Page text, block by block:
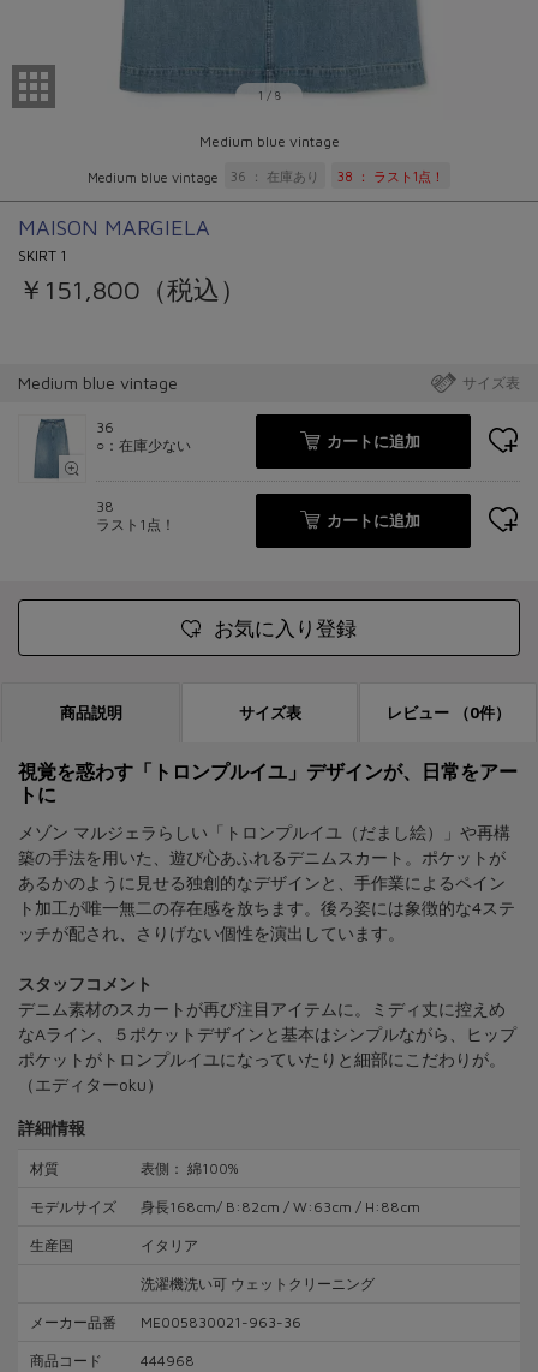
1 / 8
Medium blue vintage
Medium blue vintage 36 在庫あり 38 ラスト1点！
MAISON MARGIELA
SKIRT 1
￥151,800（税込）
サイズ表
Medium blue vintage
36
○：在庫少ない
カートに追加
38
ラスト1点！
カートに追加
お気に入り登録
商品説明 サイズ表 レビュー （0件）
視覚を惑わす「トロンプルイユ」デザインが、日常をアー
トに
メゾン マルジェラらしい「トロンプルイユ（だまし絵）」や再構
築の手法を用いた、遊び心あふれるデニムスカート。ポケットが
あるかのように見せる独創的なデザインと、手作業によるペイン
ト加工が唯一無二の存在感を放ちます。後ろ姿には象徴的な4ステ
ッチが配され、さりげない個性を演出しています。
スタッフコメント
デニム素材のスカートが再び注目アイテムに。ミディ丈に控えめ
なAライン、５ポケットデザインと基本はシンプルながら、ヒップ
ポケットがトロンプルイユになっていたりと細部にこだわりが。
（エディターoku）
詳細情報
材質 表側： 綿100%
モデルサイズ 身長168cm/ B:82cm / W:63cm / H:88cm
生産国 イタリア
洗濯機洗い可 ウェットクリーニング
メーカー品番 ME005830021-963-36
商品コード 444968